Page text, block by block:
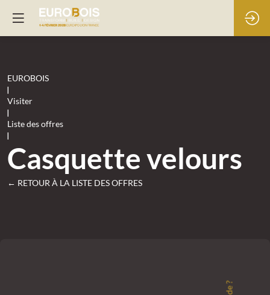
EUROBOIS
|
Visiter
|
Liste des offres
|
Casquette velours
← RETOUR À LA LISTE DES OFFRES